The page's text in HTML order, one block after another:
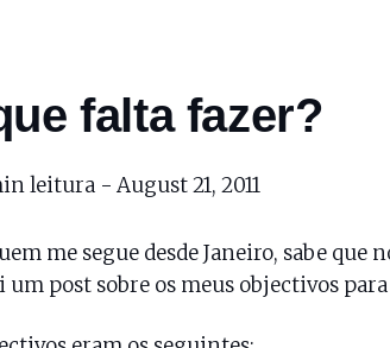
falta fazer?
leitura - August 21, 2011
me segue desde Janeiro, sabe que
um postsobre os meus objectivos para